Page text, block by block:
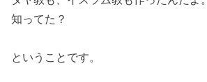
知ってた？
ということです。